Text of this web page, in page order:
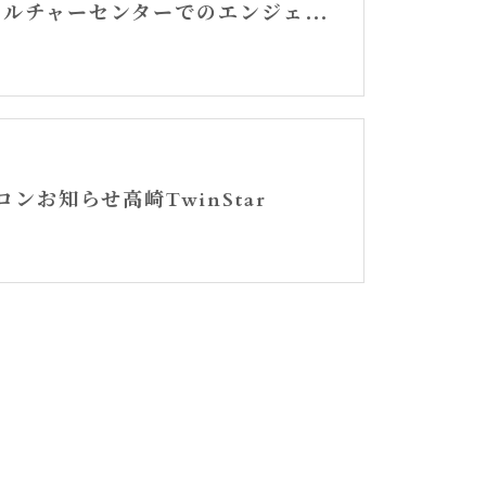
高崎カルチャーセンターでのエンジェルカード講座スタート
ンお知らせ高崎TwinStar